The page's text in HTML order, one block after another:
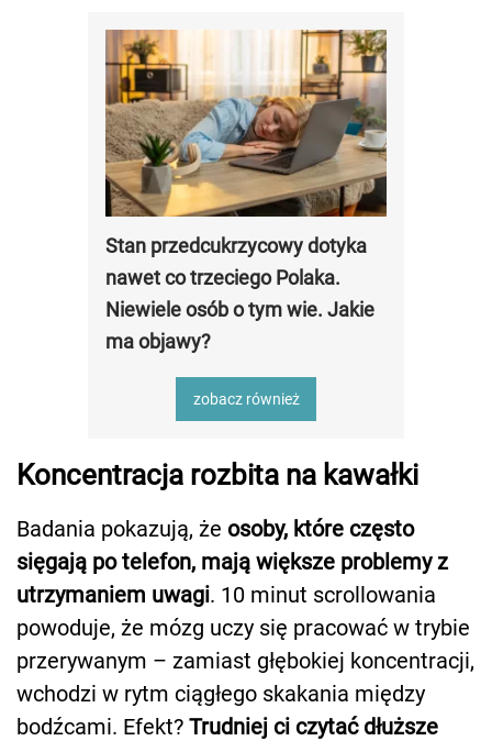
Stan przedcukrzycowy dotyka
nawet co trzeciego Polaka.
Niewiele osób o tym wie. Jakie
ma objawy?
zobacz również
Koncentracja rozbita na kawałki
Badania pokazują, że osoby, które często
sięgają po telefon, mają większe problemy z
utrzymaniem uwagi. 10 minut scrollowania
powoduje, że mózg uczy się pracować w trybie
przerywanym – zamiast głębokiej koncentracji,
wchodzi w rytm ciągłego skakania między
bodźcami. Efekt? Trudniej ci czytać dłuższe